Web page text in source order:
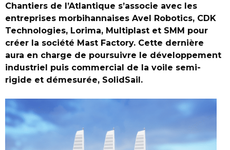
Chantiers de l’Atlantique s’associe avec les
entreprises morbihannaises Avel Robotics, CDK
Technologies, Lorima, Multiplast et SMM pour
créer la société Mast Factory. Cette dernière
aura en charge de poursuivre le développement
industriel puis commercial de la voile semi-
rigide et démesurée, SolidSail.